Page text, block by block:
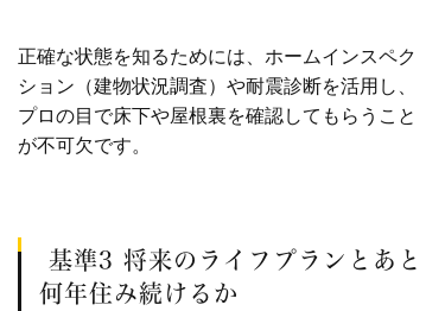
正確な状態を知るためには、ホームインスペク
ション（建物状況調査）や耐震診断を活用し、
プロの目で床下や屋根裏を確認してもらうこと
が不可欠です。
基準3 将来のライフプランとあと
何年住み続けるか